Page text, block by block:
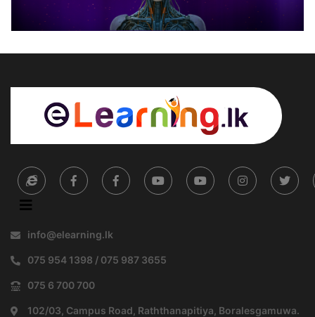
info@elearning.lk
075 954 1398 / 075 987 3655
075 6 700 700
102/03, Campus Road, Raththanapitiya, Boralesgamuwa.